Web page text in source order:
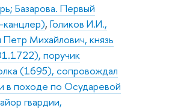
Базарова. Первый
, Голиков И.И.,
Петр Михайлович, князь
поручик
(1695), сопровождал
в походе по Осударевой
гвардии,